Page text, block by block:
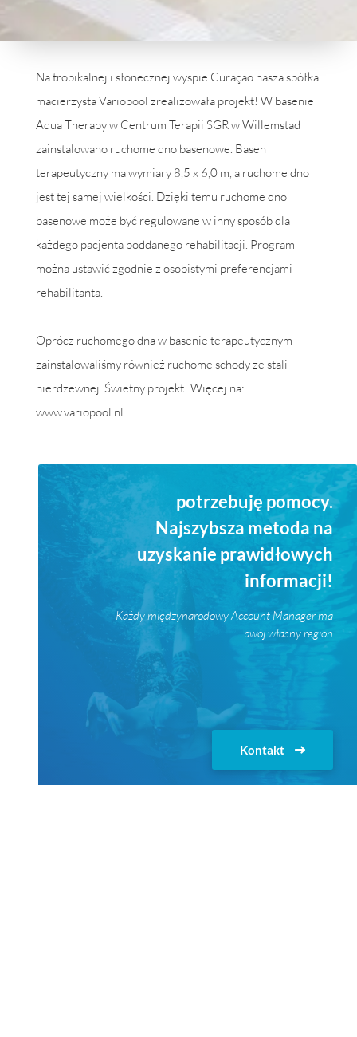
Natropikalnej i słonecznej wyspie Curaçao naszaspółka
macierzystaVariopool zrealizowała projekt! Wbasenie
AquaTherapyw Centrum Terapii SGRwWillemstad
zainstalowano ruchome dnobasenowe. Basen
terapeutyczny mawymiary 8,5 x 6,0 m, a ruchome dno
jesttej samej wielkości. Dzięki temu ruchome dno
basenowe może być regulowane w innysposóbdla
każdego pacjenta poddanego rehabilitacji. Program
możnaustawićzgodnie z osobistymi preferencjami
rehabilitanta.
Oprócz ruchomegodnawbasenie terapeutycznym
zainstalowaliśmy również ruchome schodyze stali
nierdzewnej. Świetny projekt! Więcej na:
www.variopool.nl
potrzebuję pomocy.
Najszybsza metoda na
uzyskanie prawidłowych
informacji!
Każdy międzynarodowy Account Manager ma
swój własny region
Kontakt